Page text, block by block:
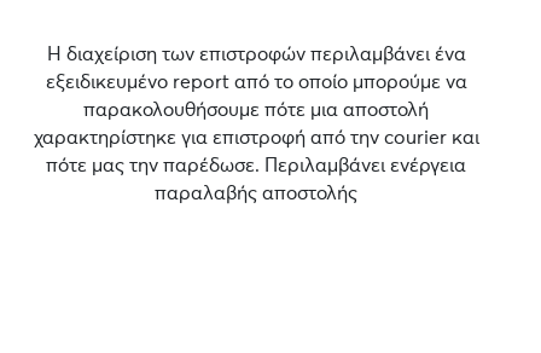
Η διαχείριση των επιστροφών περιλαμβάνει ένα
εξειδικευμένο report από το οποίο μπορούμε να
παρακολουθήσουμε πότε μια αποστολή
χαρακτηρίστηκε για επιστροφή από την courier και
πότε μας την παρέδωσε. Περιλαμβάνει ενέργεια
παραλαβής αποστολής